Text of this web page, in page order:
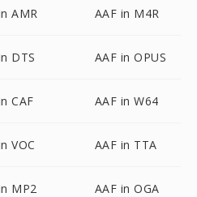
AMR AAF in M4R
DTS AAF in OPUS
CAF AAF in W64
VOC AAF in TTA
MP2 AAF in OGA